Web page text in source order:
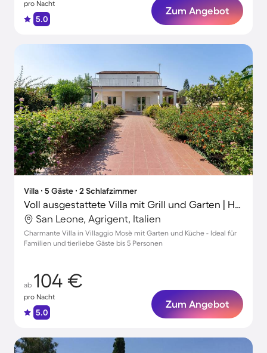
pro Nacht
5.0
Zum Angebot
Villa ∙ 5 Gäste ∙ 2 Schlafzimmer
Voll ausgestattete Villa mit Grill und Garten | Haustiere sind willkommen
San Leone, Agrigent, Italien
Charmante Villa in Villaggio Mosè mit Garten und Küche - Ideal für
Familien und tierliebe Gäste bis 5 Personen
ab 104 €
pro Nacht
5.0
Zum Angebot